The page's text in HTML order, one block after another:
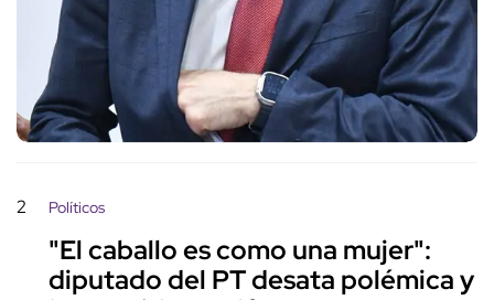
2 Políticos
"El caballo es como una mujer":
diputado del PT desata polémica y